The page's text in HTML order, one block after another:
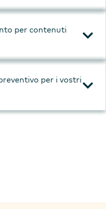
per contenuti
per i vostri